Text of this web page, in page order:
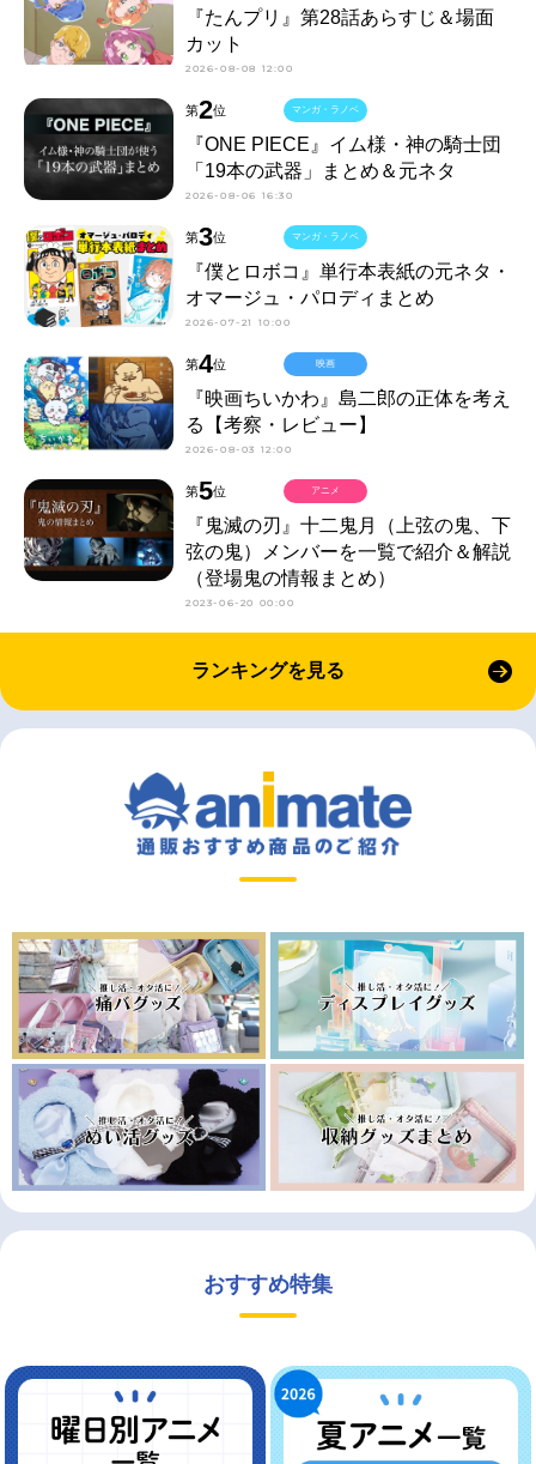
『たんプリ』第28話あらすじ＆場面
カット
2026-08-08 12:00
第2位
『ONE PIECE』イム様・神の騎士団
「19本の武器」まとめ＆元ネタ
2026-08-06 16:30
マンガ・ラノベ
第3位
『僕とロボコ』単行本表紙の元ネタ・
オマージュ・パロディまとめ
2026-07-21 10:00
マンガ・ラノベ
第4位
『映画ちいかわ』島二郎の正体を考え
る【考察・レビュー】
2026-08-03 12:00
映画
第5位
『鬼滅の刃』十二鬼月（上弦の鬼、下
弦の鬼）メンバーを一覧で紹介＆解説
（登場鬼の情報まとめ）
2023-06-20 00:00
アニメ
ランキングを見る
おすすめ特集